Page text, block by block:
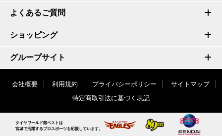
よくあるご質問
ショッピング
グループサイト
会社概要 利用規約 プライバシーポリシー
サイトマップ
特定商取引法に基づく表記
タイヤワールド館ベストは
宮城で活躍するプロスポーツを応援しています。